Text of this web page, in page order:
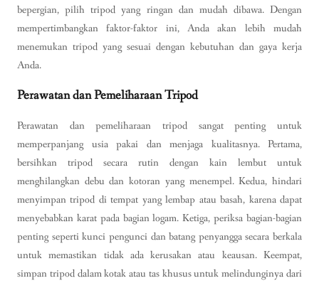
bepergian, pilih tripod yang ringan dan mudah dibawa. Dengan
mempertimbangkan faktor-faktor ini, Anda akan lebih mudah
menemukan tripod yang sesuai dengan kebutuhan dan gaya kerja
Anda.
Perawatan dan Pemeliharaan Tripod
Perawatan dan pemeliharaan tripod sangat penting untuk
memperpanjang usia pakai dan menjaga kualitasnya. Pertama,
bersihkan tripod secara rutin dengan kain lembut untuk
menghilangkan debu dan kotoran yang menempel. Kedua, hindari
menyimpan tripod di tempat yang lembap atau basah, karena dapat
menyebabkan karat pada bagian logam. Ketiga, periksa bagian-bagian
penting seperti kunci pengunci dan batang penyangga secara berkala
untuk memastikan tidak ada kerusakan atau keausan. Keempat,
simpan tripod dalam kotak atau tas khusus untuk melindunginya dari